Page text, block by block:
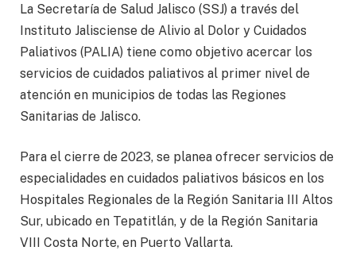
La Secretaría de Salud Jalisco (SSJ) a través del
Instituto Jalisciense de Alivio al Dolor y Cuidados
Paliativos (PALIA) tiene como objetivo acercar los
servicios de cuidados paliativos al primer nivel de
atención en municipios de todas las Regiones
Sanitarias de Jalisco.
Para el cierre de 2023, se planea ofrecer servicios de
especialidades en cuidados paliativos básicos en los
Hospitales Regionales de la Región Sanitaria III Altos
Sur, ubicado en Tepatitlán, y de la Región Sanitaria
VIII Costa Norte, en Puerto Vallarta.